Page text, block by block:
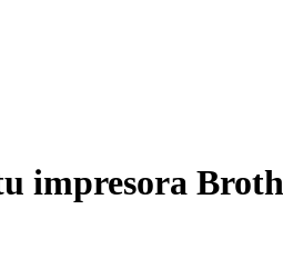
impresora